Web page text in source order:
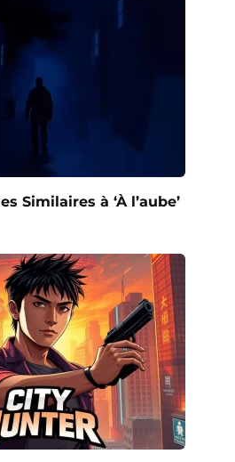
Similaires à ‘À l’aube’